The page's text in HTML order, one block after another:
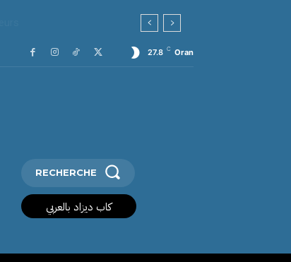
27.8 C Oran
RECHERCHE
كاب ديزاد بالعربي